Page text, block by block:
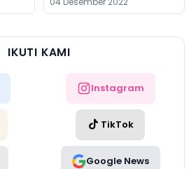
IKUTI KAMI
Instagram
TikTok
Google News